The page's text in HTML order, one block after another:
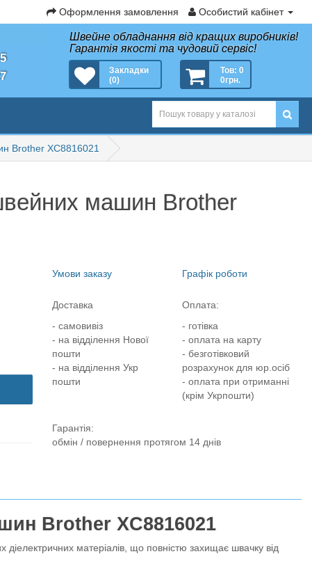
Оформлення замовлення Особистий кабінет
Швейне обладнання від кращих виробників!
Гарантія якості та чудовий сервіс!
Закладки
(0)
Тов: 0
0грн.
Brother XC8816021
машин Brother
Умови заказу
Доставка
- самовивіз
- на відділення Нової
пошти
- на відділення Укр
пошти
Графік роботи
Оплата:
- готівка
- оплата на карту
- безготівковий
розрахунок для юр.осіб
- оплата при отриманні
(крім Укрпошти)
Гарантія:
обмін / повернення протягом 14 днів
Brother XC8816021
діелектричних матеріалів, що повністю захищає швачку від